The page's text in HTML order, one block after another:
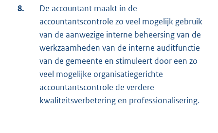
8.
De accountant maakt in de
accountantscontrole zo veel mogelijk gebruik
van de aanwezige interne beheersing van de
werkzaamheden van de interne auditfunctie
van de gemeente en stimuleert door een zo
veel mogelijke organisatiegerichte
accountantscontrole de verdere
kwaliteitsverbetering en professionalisering.